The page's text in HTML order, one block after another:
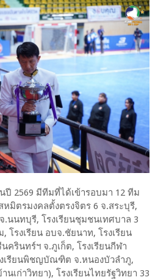
2569 มีทีมที่ได้เข้ารอบมา 12 ทีม
หมิตรมงคลตั้งตรงจิตร 6 จ.สระบุรี,
.นนทบุรี, โรงเรียนชุมชนเทศบาล 3
รงเรียน อบจ.ชัยนาท, โรงเรียน
ครินทร์ฯ จ.ภูเก็ต, โรงเรียนกีฬา
เรียนพิชญบัณฑิต จ.หนองบัวลำภู,
เก่าวิทยา), โรงเรียนไทยรัฐวิทยา 33